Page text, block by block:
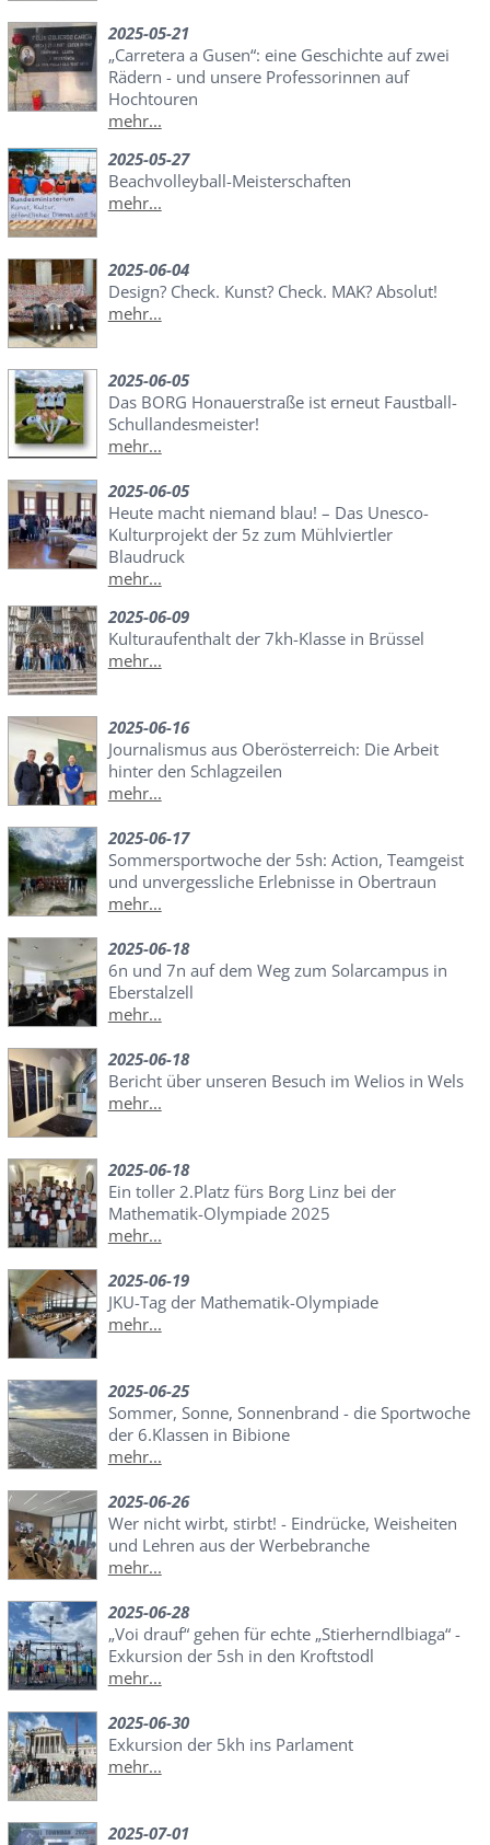
2025-05-21
„Carretera a Gusen“: eine Geschichte auf zwei
Rädern - und unsere Professorinnen auf
Hochtouren
mehr...
2025-05-27
Beachvolleyball-Meisterschaften
mehr...
2025-06-04
Design? Check. Kunst? Check. MAK? Absolut!
mehr...
2025-06-05
Das BORG Honauerstraße ist erneut Faustball-
Schullandesmeister!
mehr...
2025-06-05
Heute macht niemand blau! – Das Unesco-
Kulturprojekt der 5z zum Mühlviertler
Blaudruck
mehr...
2025-06-09
Kulturaufenthalt der 7kh-Klasse in Brüssel
mehr...
2025-06-16
Journalismus aus Oberösterreich: Die Arbeit
hinter den Schlagzeilen
mehr...
2025-06-17
Sommersportwoche der 5sh: Action, Teamgeist
und unvergessliche Erlebnisse in Obertraun
mehr...
2025-06-18
6n und 7n auf dem Weg zum Solarcampus in
Eberstalzell
mehr...
2025-06-18
Bericht über unseren Besuch im Welios in Wels
mehr...
2025-06-18
Ein toller 2.Platz fürs Borg Linz bei der
Mathematik-Olympiade 2025
mehr...
2025-06-19
JKU-Tag der Mathematik-Olympiade
mehr...
2025-06-25
Sommer, Sonne, Sonnenbrand - die Sportwoche
der 6.Klassen in Bibione
mehr...
2025-06-26
Wer nicht wirbt, stirbt! - Eindrücke, Weisheiten
und Lehren aus der Werbebranche
mehr...
2025-06-28
„Voi drauf“ gehen für echte „Stierherndlbiaga“ -
Exkursion der 5sh in den Kroftstodl
mehr...
2025-06-30
Exkursion der 5kh ins Parlament
mehr...
2025-07-01